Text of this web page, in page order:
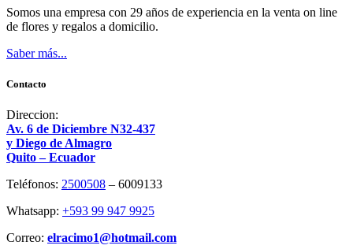
Somos una empresa con 29 años de experiencia en la venta on line
de flores y regalos a domicilio.
Saber más...
Contacto
Direccion:
Av. 6 de Diciembre N32-437
y Diego de Almagro
Quito – Ecuador
Teléfonos: 2500508 – 6009133
Whatsapp: +593 99 947 9925
Correo: elracimo1@hotmail.com